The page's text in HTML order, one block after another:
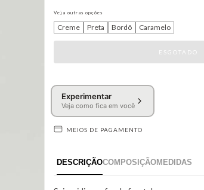
Veja outras opções
Creme Preta Bordô Caramelo
Experimentar
Veja como fica em você
MEIOS DE PAGAMENTO